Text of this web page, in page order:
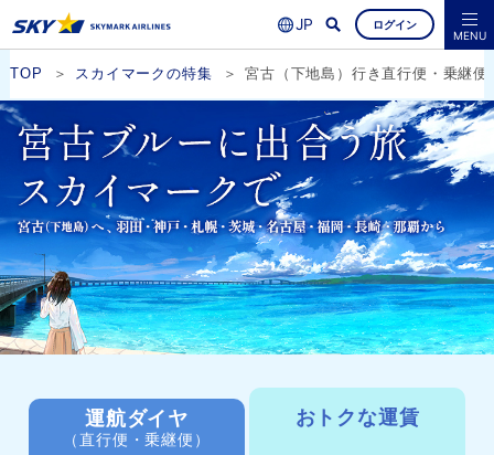
ログイン
空席照会・ご予約
よくあるご質問 MENU
TOP スカイマークの特集 宮古（下地島）行き直行便・乗継
運航ダイヤ
（直行便・乗継便）
おトクな運賃